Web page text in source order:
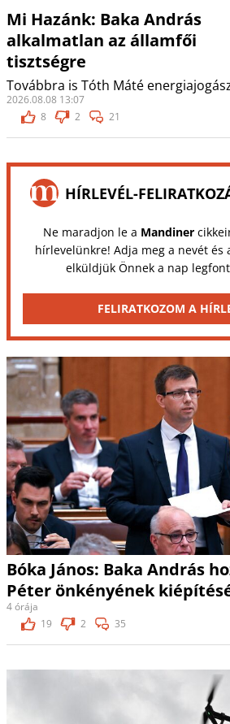
Mi Hazánk: Baka András
alkalmatlan az államfői
tisztségre
Továbbra is Tóth Máté
2026.08.08 13:07
8
2 21
HÍRLEVÉL-
Ne maradjon le a Mandiner
hírlevelünkre! Adja meg a nevét és
elküldjük Önnek a nap
FELIRATKOZOM A
Bóka János: Baka András
Péter önkényének
4 órája
19
2 35